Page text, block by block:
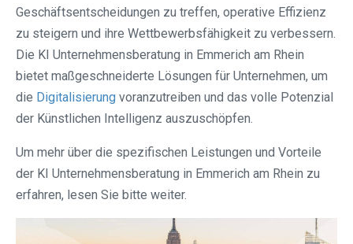
Geschäftsentscheidungen zu treffen, operative Effizienz
zu steigern und ihre Wettbewerbsfähigkeit zu verbessern.
Die KI Unternehmensberatung in Emmerich am Rhein
bietet maßgeschneiderte Lösungen für Unternehmen, um
die Digitalisierung voranzutreiben und das volle Potenzial
der Künstlichen Intelligenz auszuschöpfen.
Um mehr über die spezifischen Leistungen und Vorteile
der KI Unternehmensberatung in Emmerich am Rhein zu
erfahren, lesen Sie bitte weiter.